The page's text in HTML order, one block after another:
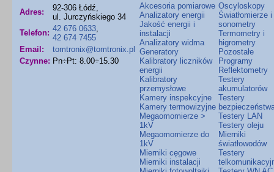
Adres:
92-306 Łódź,
ul. Jurczyńskiego 34
Telefon: 42 676 0633
42 674 7455
Email:
tomtronix@tomtronix.pl
Czynne: Pn÷Pt: 8.00÷15.30
Akcesoria pomiarowe
Analizatory energii
Jakość energii i
instalacji
Analizatory widma
Generatory
Kalibratory liczników
energii
Kalibratory
przemysłowe
Kamery inspekcyjne
Kamery termowizyjne
Megaomomierze >
1kV
Megaomomierze do
1kV
Mierniki cęgowe
Mierniki instalacji
Oscyloskopy
Światłomierze i
sonometry
Termometry i
higrometry
Pozostałe
Programy
Reflektometry
Testery
akumulatorów
Testery
Testery LAN
Testery oleju
Mierniki
światłowodów
Testery